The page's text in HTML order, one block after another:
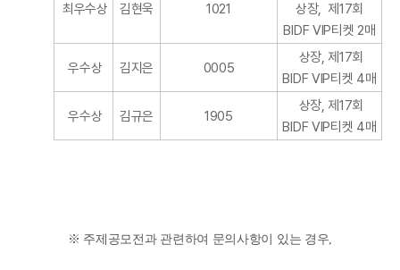
최우수상 김현욱 1021
상장, 제17회
BIDF VIP티켓 2매
우수상 김지은 0005
상장, 제17회
BIDF VIP티켓 4매
우수상 김규은 1905
상장, 제17회
BIDF VIP티켓 4매
※ 주제공모전과 관련하여 문의사항이 있는 경우,